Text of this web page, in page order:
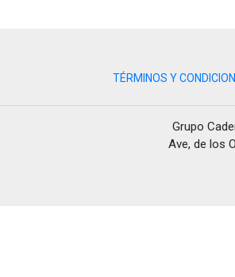
TÉRMINOS Y
Grupo
Ave, de los